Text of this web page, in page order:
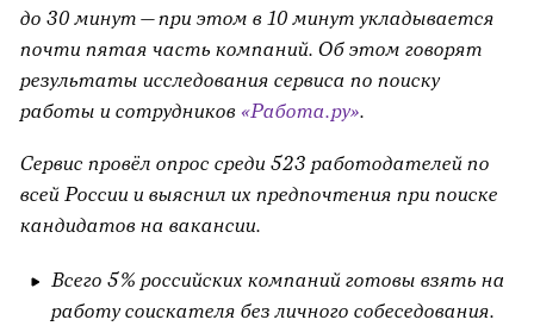
до 30 минут — при этом в 10 минут укладывается
почти пятая часть компаний. Об этом говорят
результаты исследования сервиса по поиску
работы и сотрудников «Работа.ру».
Сервис провёл опрос среди 523 работодателей по
всей России и выяснил их предпочтения при поиске
кандидатов на вакансии.
Всего 5% российских компаний готовы взять на
работу соискателя без личного собеседования.